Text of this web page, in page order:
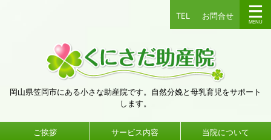
TEL お問合せ
岡山県笠岡市にある小さな助産院です。自然分娩と母乳育児をサポート
します。
ご挨拶 サービス内容 当院について